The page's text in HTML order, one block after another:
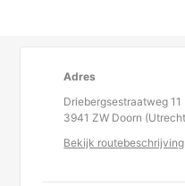
Adres
Driebergsestraatweg 11
3941 ZW Doorn
Bekijk routebeschrijving